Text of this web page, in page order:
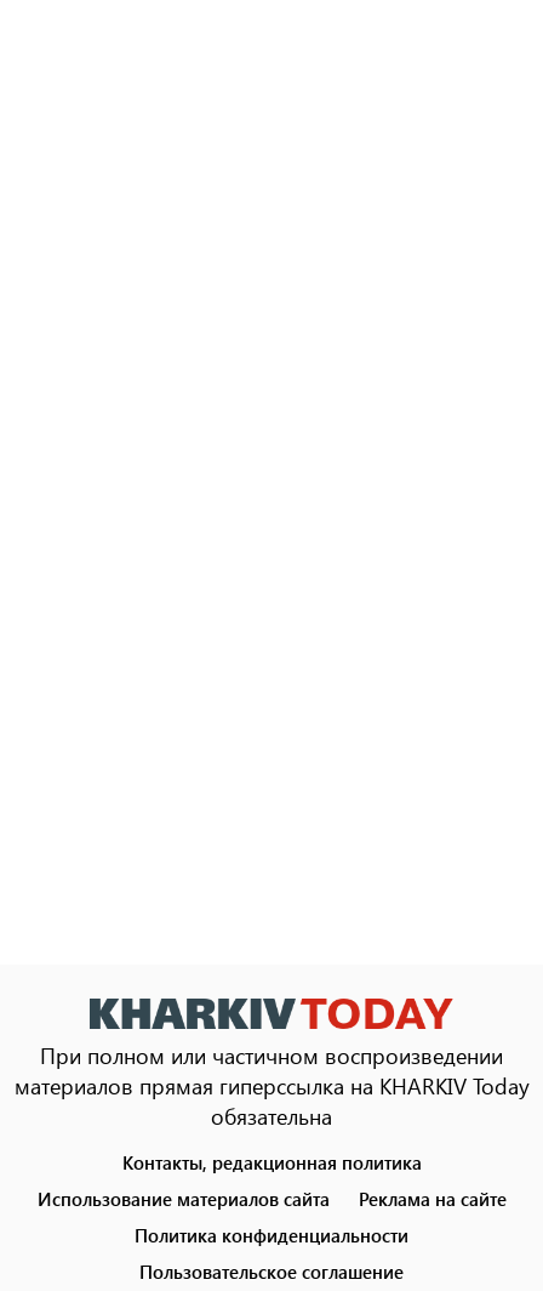
При полном или частичном воспроизведении
материалов прямая гиперссылка на KHARKIV Today
обязательна
menu
Контакты, редакционная политика
Использование материалов сайта
Реклама на сайте
Политика конфиденциальности
Пользовательское соглашение